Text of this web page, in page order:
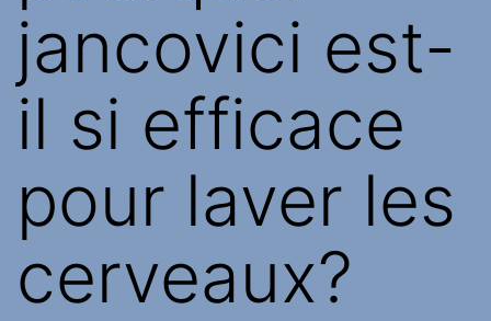
jancovici est-
il si efficace
pour laver les
cerveaux?